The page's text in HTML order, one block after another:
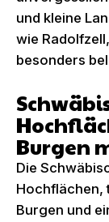
und kleine
wie
besonders
Burgen
Die
Hochflächen,
Burgen und